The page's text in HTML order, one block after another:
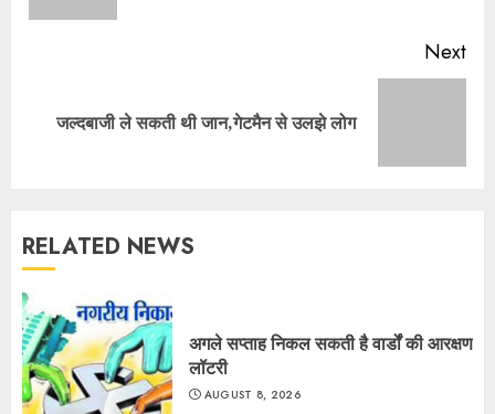
Next
Nextजल्दबाजी ले सकती थी जान,गेटमैन से उलझे लोग
RELATED NEWS
अगले सप्ताह निकल सकती है वार्डों की आरक्षण
लॉटरी
AUGUST 8, 2026